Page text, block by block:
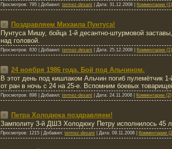
Просмотров: 795 Добавил: termez-desant Дата: 31.12.2008 Комментарии (1)
Поздравляем Михаила Пунтуса!
Пунтуса Мишу, бойца 1-й десантно-штурмовой
над головой.
Просмотров: 830 Добавил: termez-desant Дата: 25.12.2008 Комментарии (1)
24 ноября 1986 года. Бой под Альчином.
В этот день под кишлаком Альчин погиб пулемётчик
от ран в ночь с 24 на 25-е. Вспомним боевых
Просмотров: 898 Добавил: termez-desant Дата: 24.11.2008 Комментарии (2)
Петра Холодюка поздравляем!
Замполиту 3-й ДШЗ Холодюку Петру исполнилось 45
Просмотров: 1215 Добавил: termez-desant Дата: 09.11.2008 Комментарии